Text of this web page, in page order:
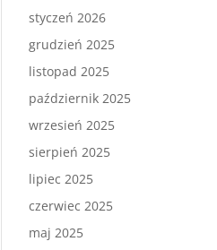
styczeń 2026
grudzień 2025
listopad 2025
październik 2025
wrzesień 2025
sierpień 2025
lipiec 2025
czerwiec 2025
maj 2025